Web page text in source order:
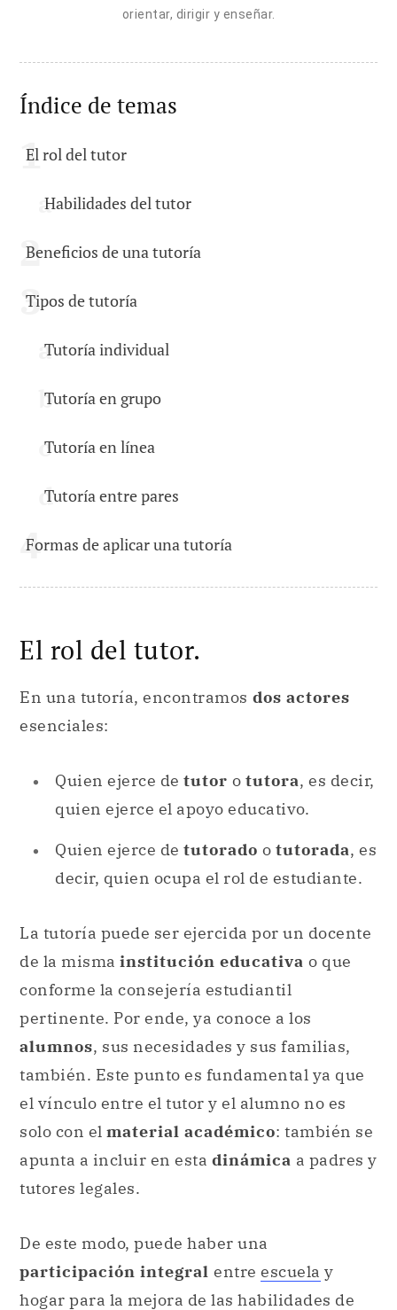
orientar, dirigir y enseñar.
Índice de temas
El rol del tutor
Habilidades del tutor
Beneficios de una tutoría
Tipos de tutoría
Tutoría individual
Tutoría en grupo
Tutoría en línea
Tutoría entre pares
Formas de aplicar una tutoría
El rol del tutor.
En una tutoría, encontramos dos actores
esenciales:
Quien ejerce de tutor o tutora, es decir,
quien ejerce el apoyo educativo.
Quien ejerce de tutorado o tutorada, es
decir, quien ocupa el rol de estudiante.
La tutoría puede ser ejercida por un docente
de la misma institución educativa o que
conforme la consejería estudiantil
pertinente. Por ende, ya conoce a los
alumnos, sus necesidades y sus familias,
también. Este punto es fundamental ya que
el vínculo entre el tutor y el alumno no es
solo con el material académico: también se
apunta a incluir en esta dinámica a padres y
tutores legales.
De este modo, puede haber una
participación integral entre escuela y
hogar para la mejora de las habilidades de